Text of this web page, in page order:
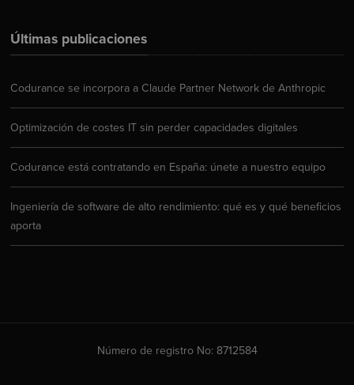
Últimas publicaciones
Codurance se incorpora a Claude Partner Network de Anthropic
Optimización de costes IT sin perder capacidades digitales
Codurance está contratando en España: únete a nuestro equipo
Ingeniería de software de alto rendimiento: qué es y qué beneficios
aporta
Número de registro No: 8712584